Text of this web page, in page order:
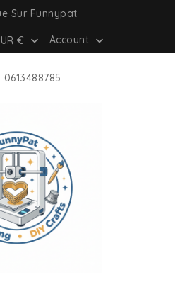
Sur Funnypat
€  Account 
0613488785